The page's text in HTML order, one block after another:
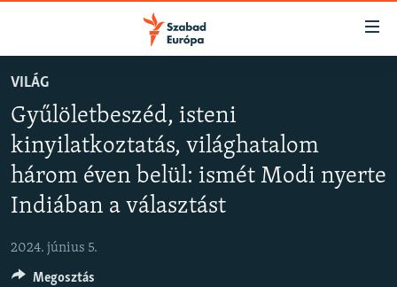
Akadálymentes
Ugrás
fő
oldalra
tartalomjegyzékre
keresésre
AKTUÁLIS
PODCASTOK
VIDEÓK
NER15
VILÁG
Gyűlöletbeszéd, isteni
kinyilatkoztatás, világhatalom
három éven belül: ismét Modi nyerte
Indiában a választást
2024. június 5.
Megosztás
FELIRATKOZÁS
Spotify